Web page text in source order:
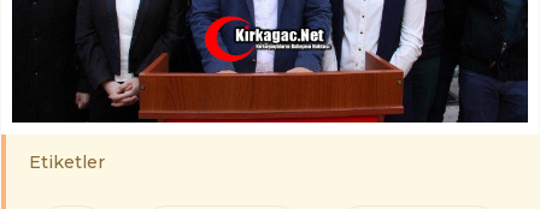
Etiketler